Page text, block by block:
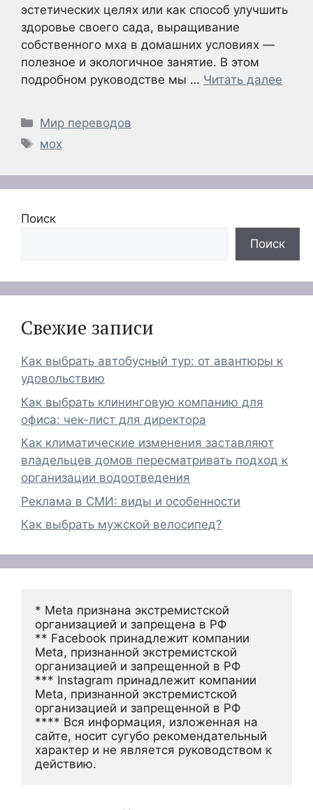
эстетических целях или как способ улучшить
здоровье своего сада, выращивание
собственного мха в домашних условиях —
полезное и экологичное занятие. В этом
подробном руководстве мы … Читать далее
Рубрики
Мир переводов
Метки
мох
Поиск
Поиск
Свежие записи
Как выбрать автобусный тур: от авантюры к
удовольствию
Как выбрать клининговую компанию для
офиса: чек-лист для директора
Как климатические изменения заставляют
владельцев домов пересматривать подход к
организации водоотведения
Реклама в СМИ: виды и особенности
Как выбрать мужской велосипед?
* Meta признана экстремистской
организацией и запрещена в РФ
** Facebook принадлежит компании
Meta, признанной экстремистской
организацией и запрещенной в РФ
*** Instagram принадлежит компании
Meta, признанной экстремистской
организацией и запрещенной в РФ
**** Вся информация, изложенная на
сайте, носит сугубо рекомендательный
характер и не является руководством к
действию.